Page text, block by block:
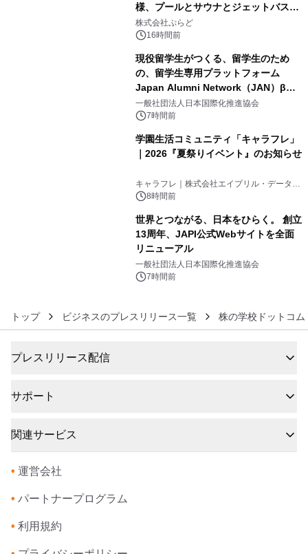
様、プールとサウナとジェットバス付
きで Villa Mon Temps AWAJIの連泊
素泊りプラン
株式会社ぷらど
16時間前
現役留学生がつくる、留学生のため
の、留学生専用プラットフォーム
Japan Alumni Network（JAN）β版
をリリース
一般社団法人日本国際化推進協会
7時間前
学園生活コミュニティ「キャラフレ」
｜2026『夏祭りイベント』のお知らせ
キャラフレ｜株式会社エイプリル・データ・
デザインズ
8時間前
世界とつながる、日本をひらく。 創立
13周年、JAPI公式Webサイトを全面
リニューアル
一般社団法人日本国際化推進協会
7時間前
トップ ビジネスのプレスリリース一覧 株の学校ドットコム
プレスリリース配信
サポート
関連サービス
• 運営会社
• パートナープログラム
• 利用規約